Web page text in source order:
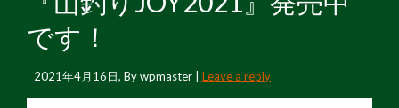
です！
2021年4月16日, Bywpmaster Leave a reply